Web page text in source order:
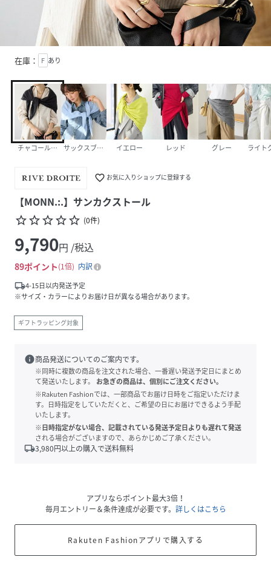
在庫： F あり
チャコールグレーサックスブルー イエロー レッド グレー ライト
favorite_border お気に入りショップに登録する
【MONN.:.】サンカクストール
star_borderstar_borderstar_borderstar_borderstar_border (0件)
9,790円 /税込
89ポイント 1倍
内訳
local_shipping4-15日以内発送予定
※サイズ・カラーによりお届け日が異なる場合があります。
ギフトラッピング対象
info商品発送についてのご案内です。
※同時に複数の商品を注文された場合、一番遅い発送予定日にまとめ
て発送いたします。
お急ぎの商品は、個別にご注文ください。
※Rakuten Fashionでは、一部商品でお届け日時をご指定いただけま
す。日時指定をしていただくと、ご希望の日にお届けできるよう手配
いたします。
※日時指定がない場合、記載されている発送予定日よりも遅れて発送
される場合がございますので、あらかじめご了承ください。
local_shipping3,980円以上の購入で送料無料
アプリならポイント最大3倍！
毎月エントリー＆条件達成が必要です。 詳しくはこちら
Rakuten Fashionアプリで購入する